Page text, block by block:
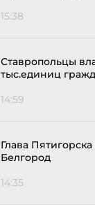
15:38
Ставропольцы
тыс.единиц
14:59
Глава
Белгород
14:35